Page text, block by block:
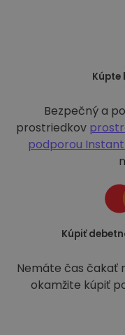
Kúpte
Bezpečný a
prostriedkov
podporou Instant
Kúpiť
Nemáte čas čakať
okamžite kúpiť